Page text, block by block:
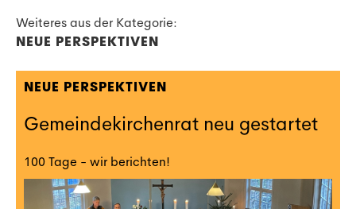
Weiteres aus der Kategorie:
NEUE PERSPEKTIVEN
NEUE PERSPEKTIVEN
Gemeindekirchenrat neu gestartet
100 Tage - wir berichten!